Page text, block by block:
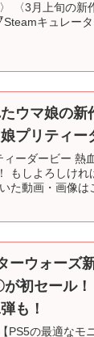
〈3月上旬の新
キュレー
ウマ娘の
プリティー
ーダービー 熱
もしよろしけ
た動画・画像は
ーウォーズ
初セール
も！
PS5の最適な